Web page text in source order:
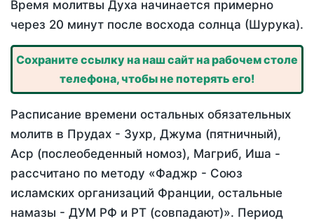
Время молитвы Духа начинается примерно
через 20 минут после восхода солнца (Шурука).
Сохраните ссылку на наш сайт на рабочем столе
телефона, чтобы не потерять его!
Расписание времени остальных обязательных
молитв в Прудах - Зухр, Джума (пятничный),
Аср (послеобеденный номоз), Магриб, Иша -
рассчитано по методу «Фаджр - Союз
исламских организаций Франции, остальные
намазы - ДУМ РФ и РТ (совпадают)». Период